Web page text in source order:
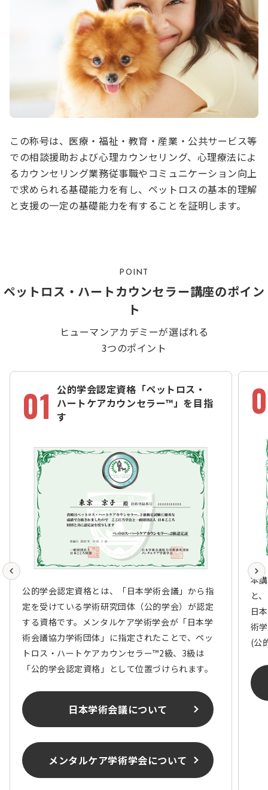
この称号は、医療・福祉・教育・産業・公共サービス等
での相談援助および心理カウンセリング、心理療法によ
るカウンセリング業務従事職やコミュニケーション向上
で求められる基礎能力を有し、ペットロスの基本的理解
と支援の一定の基礎能力を有することを証明します。
POINT
ペットロス・ハートカウンセラー講座のポイン
ト
ヒューマンアカデミーが選ばれる
3つのポイント
01
公的学会認定資格「ペットロス・
ハートケアカウンセラー™」を目指
す
公的学会認定資格とは、「日本学術会議」から指
定を受けている学術研究団体（公的学会）が認定
する資格です。メンタルケア学術学会が「日本学
術会議協力学術団体」に指定されたことで、ペッ
トロス・ハートケアカウンセラー™2級、3級は
「公的学会認定資格」として位置づけられます。
日本学術会議について
メンタルケア学術学会について
本
と、
日
術
(公